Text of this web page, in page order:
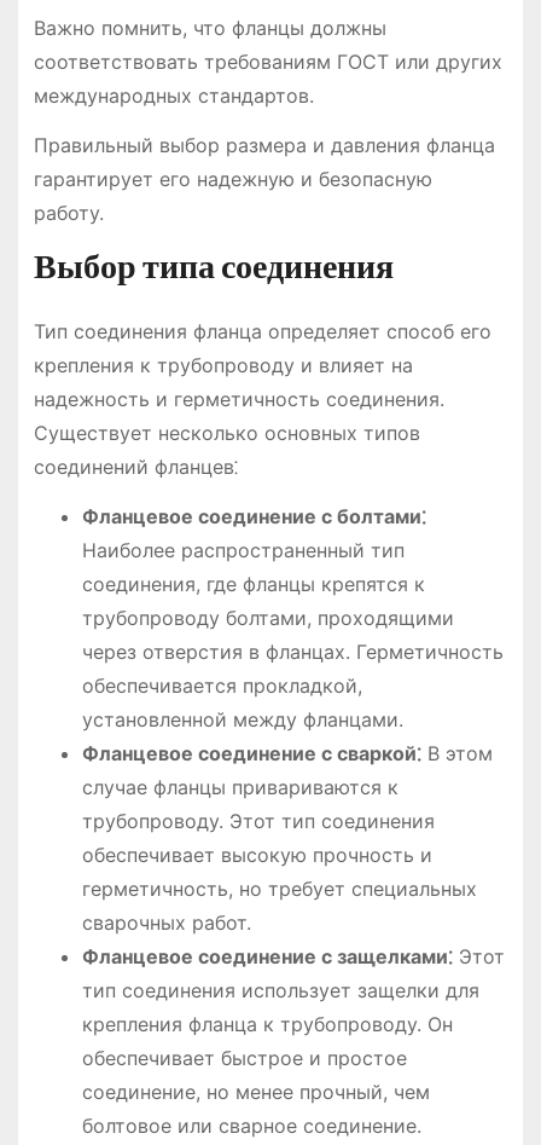
Важно помнить, что фланцы должны
соответствовать требованиям ГОСТ или других
международных стандартов.
Правильный выбор размера и давления фланца
гарантирует его надежную и безопасную
работу.
Выбор типа соединения
Тип соединения фланца определяет способ его
крепления к трубопроводу и влияет на
надежность и герметичность соединения.
Существует несколько основных типов
соединений фланцев⁚
Фланцевое соединение с болтами⁚
Наиболее распространенный тип
соединения, где фланцы крепятся к
трубопроводу болтами, проходящими
через отверстия в фланцах. Герметичность
обеспечивается прокладкой,
установленной между фланцами.
Фланцевое соединение с сваркой⁚В этом
случае фланцы привариваются к
трубопроводу. Этот тип соединения
обеспечивает высокую прочность и
герметичность, но требует специальных
сварочных работ.
Фланцевое соединение с защелками⁚Этот
тип соединения использует защелки для
крепления фланца к трубопроводу. Он
обеспечивает быстрое и простое
соединение, но менее прочный, чем
болтовое или сварное соединение.